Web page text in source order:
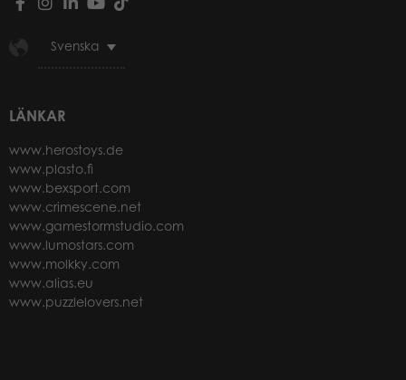
Svenska
LÄNKAR
www.herostoys.de
www.plasto.fi
www.bexsport.com
www.crimescene.net
www.gamestormstudio.com
www.lumostars.com
www.molkky.com
www.alias.eu
www.puzzlelovers.net